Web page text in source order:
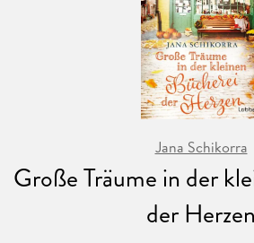
Jana Schikorra
Große Träume in der
der Herzen